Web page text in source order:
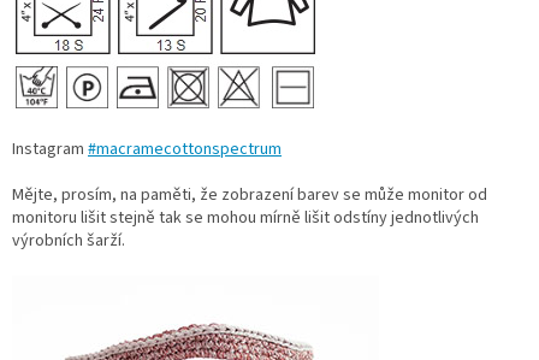
Instagram #macramecottonspectrum
Mějte, prosím, na paměti, že zobrazení barev se může monitor od
monitoru lišit stejně tak se mohou mírně lišit odstíny jednotlivých
výrobních šarží.